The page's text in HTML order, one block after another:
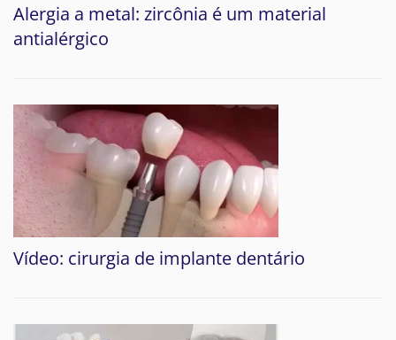
Alergia a metal: zircônia é um material
antialérgico
Vídeo: cirurgia de implante dentário